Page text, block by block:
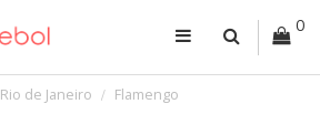
0
Rio de Janeiro Flamengo